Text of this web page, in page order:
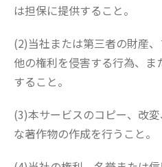
は担保に提供すること。
(2)当社または第三者の財産
他の権利を侵害する行為、ま
すること。
(3)本サービスのコピー、改
な著作物の作成を行うこと。